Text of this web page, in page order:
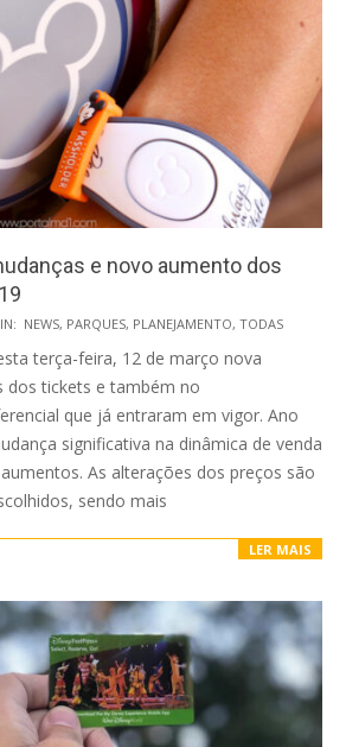
e novo aumento dos
IN: NEWS, PARQUES, PLANEJAMENTO, TODAS
terça-feira, 12 de março nova
dos tickets e também no
que já entraram em vigor. Ano
significativa na dinâmica de venda
As alterações dos preços são
sendo mais
LER MAIS